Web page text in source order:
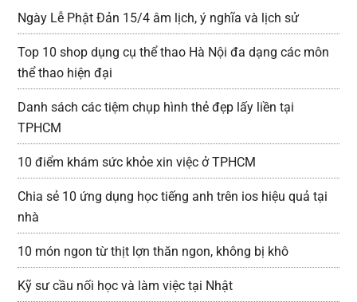
Ngày Lễ Phật Đản 15/4 âm lịch, ý nghĩa và lịch sử
Top 10 shop dụng cụ thể thao Hà Nội đa dạng các môn
thể thao hiện đại
Danh sách các tiệm chụp hình thẻ đẹp lấy liền tại
TPHCM
10 điểm khám sức khỏe xin việc ở TPHCM
Chia sẻ 10 ứng dụng học tiếng anh trên ios hiệu quả tại
nhà
10 món ngon từ thịt lợn thăn ngon, không bị khô
Kỹ sư cầu nối học và làm việc tại Nhật